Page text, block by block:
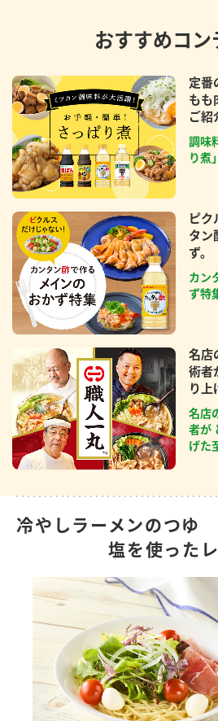
おすすめコン
定番
もも
ご紹
調味
り煮」
ピク
タン
ず。
カン
ず特
名店
術者
り上
名店
者が
げた
冷やしラーメンのつゆ
塩を使った